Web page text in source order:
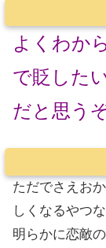
よくわか
で貶した
だと思う
ただでさえお
しくなるやつ
明らかに恋敵